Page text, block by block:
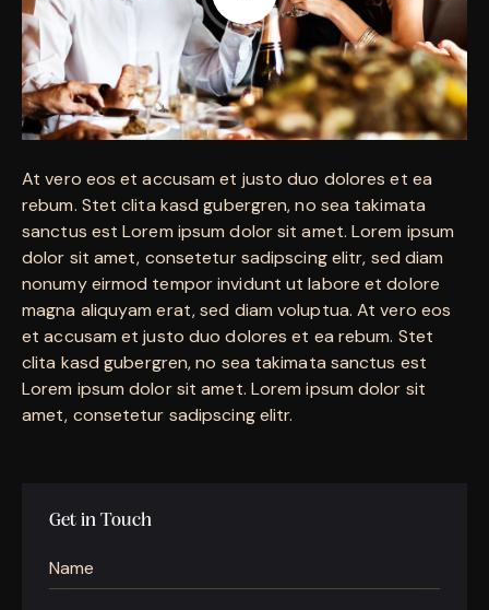
At vero eos et accusam et justo duo dolores et ea
rebum. Stet clita kasd gubergren, no sea takimata
sanctus est Lorem ipsum dolor sit amet. Lorem ipsum
dolor sit amet, consetetur sadipscing elitr, sed diam
nonumy eirmod tempor invidunt ut labore et dolore
magna aliquyam erat, sed diam voluptua. At vero eos
et accusam et justo duo dolores et ea rebum. Stet
clita kasd gubergren, no sea takimata sanctus est
Lorem ipsum dolor sit amet. Lorem ipsum dolor sit
amet, consetetur sadipscing elitr.
Get in Touch